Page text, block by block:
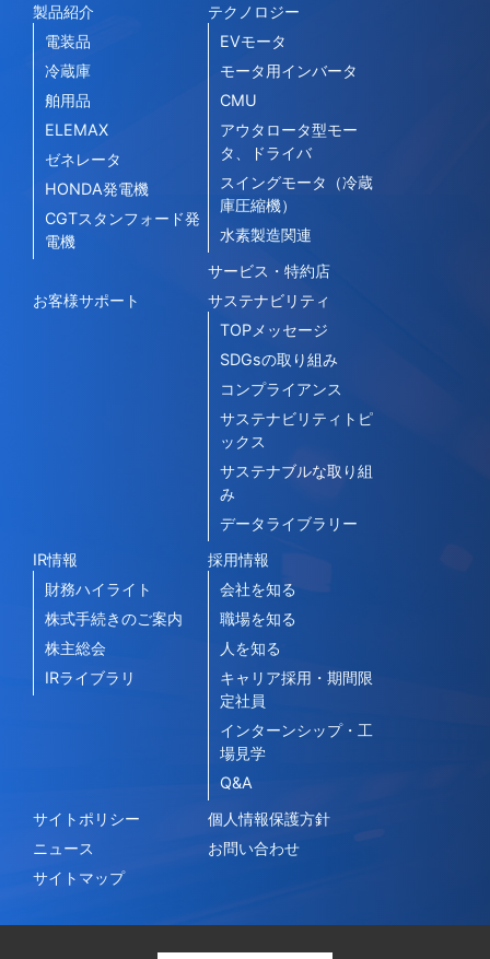
製品紹介
電装品
冷蔵庫
舶用品
ELEMAX
ゼネレータ
HONDA発電機
CGTスタンフォード発
電機
テクノロジー
EVモータ
モータ用インバータ
CMU
アウタロータ型モー
タ、ドライバ
スイングモータ（冷蔵
庫圧縮機）
水素製造関連
サービス・特約店
お客様サポート
サステナビリティ
TOPメッセージ
SDGsの取り組み
コンプライアンス
サステナビリティトピ
ックス
サステナブルな取り組
み
データライブラリー
IR情報
財務ハイライト
株式手続きのご案内
株主総会
IRライブラリ
採用情報
会社を知る
職場を知る
人を知る
キャリア採用・期間限
定社員
インターンシップ・工
場見学
Q&A
サイトポリシー
個人情報保護方針
ニュース
お問い合わせ
サイトマップ